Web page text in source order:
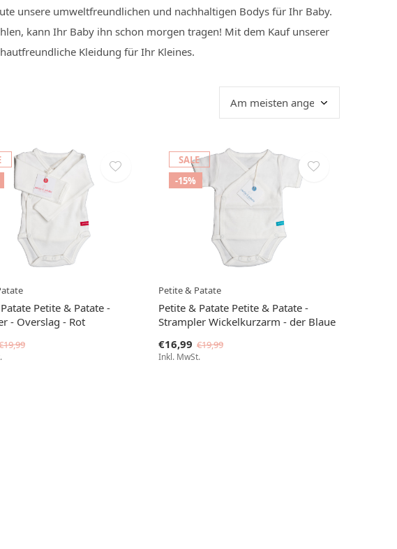
unsere umweltfreundlichen und nachhaltigen Bodys für Ihr Baby.
kann Ihr Baby ihn schon morgen tragen! Mit dem Kauf unserer
Kleidung für Ihr Kleines.
Petite & Patate -
- Overslag - Rot
SALE
-15%
Petite & Patate
Petite & Patate Petite & Patate -
Strampler Wickelkurzarm - der Blaue
€16,99 €19,99
Inkl. MwSt.